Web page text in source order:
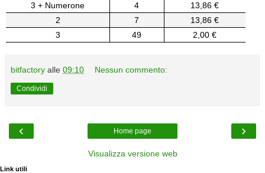
3 + Numerone
4
13,86 €
2
7
13,86 €
3
49 2,00 €
bitfactory alle 09:10 Nessun commento:
Condividi
‹ ›
Home page
Visualizza versione web
Link utili